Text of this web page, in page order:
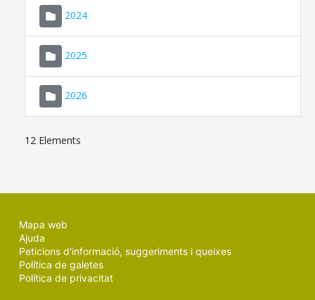
2024
2025
2026
12 Elements
Mapa web
Ajuda
Peticions d'informació, suggeriments i queixes
Política de galetes
Política de privacitat